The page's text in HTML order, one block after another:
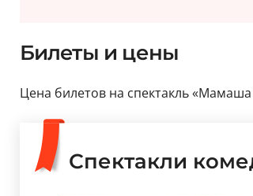
Билеты и цены
Цена билетов на спектакль
Спектакли